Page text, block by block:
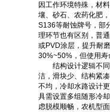
因工作环境特殊，材
壤、砂石、农药化肥
S136等耐蚀牌号，部
理环节也有区别，普
或PVD涂层，提升耐
30%~50%，但使用寿
结构设计逻辑不同
洁，滑块少、结构紧
不均，冷却水路设计
具需设置多组随形冷
虑脱模顺畅，农机型